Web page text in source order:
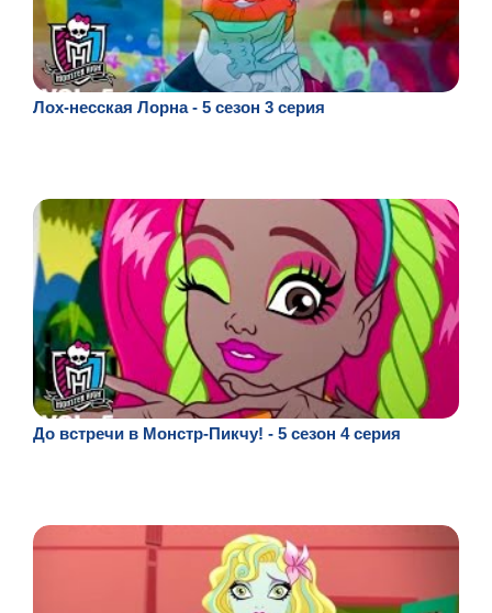
Лох-несская Лорна - 5 сезон 3 серия
До встречи в Монстр-Пикчу! - 5 сезон 4 серия